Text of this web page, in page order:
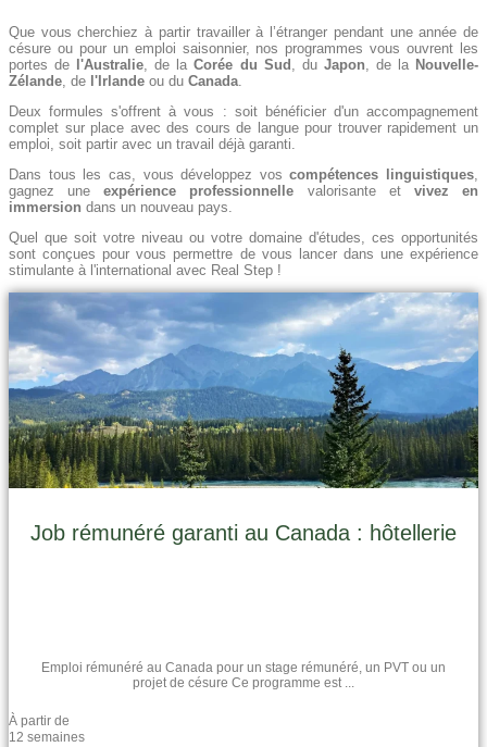
Que vous cherchiez à partir travailler à l’étranger pendant une année de
césure ou pour un emploi saisonnier, nos programmes vous ouvrent les
portes de
l'Australie, de laCorée du Sud , du Japon, de la Nouvelle-
Zélande, de l'Irlande ou du Canada.
Deux formules s'offrent à vous : soit bénéficier d'un accompagnement
complet sur place avec des cours de langue pour trouver rapidement un
emploi, soit partir avec un travail déjà garanti.
Dans tous les cas, vous développez voscompétences linguistiques,
gagnez uneexpérience professionnelle valorisante et vivez en
immersion dans un nouveau pays.
Quel que soit votre niveau ou votre domaine d'études, ces opportunités
sont conçues pour vous permettre de vous lancer dans une expérience
stimulante à l'international avec Real Step !
Job rémunéré garanti au Canada : hôtellerie
Emploi rémunéré au Canada pour un stage rémunéré, un PVT ou un
projet de césure Ce programme est ...
À partir de
12 semaines